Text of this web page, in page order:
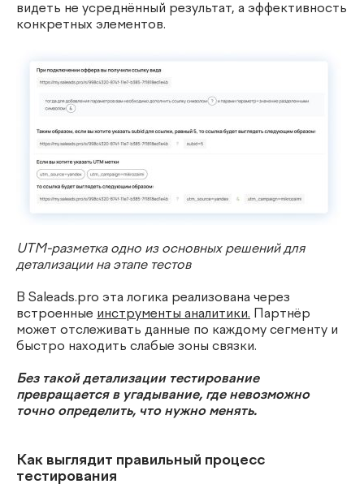
видеть не усреднённый результат, а эффективность
конкретных элементов.
UTM-разметка одно из основных решений для
детализации на этапе тестов
В Saleads.pro эта логика реализована через
встроенные инструменты аналитики. Партнёр
может отслеживать данные по каждому сегменту и
быстро находить слабые зоны связки.
Без такой детализации тестирование
превращается в угадывание, где невозможно
точно определить, что нужно менять.
Как выглядит правильный процесс
тестирования